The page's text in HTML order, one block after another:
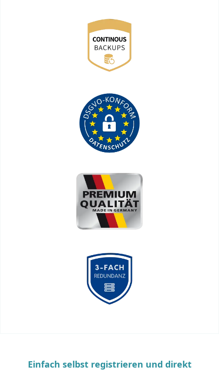
Einfach selbst registrieren und direkt